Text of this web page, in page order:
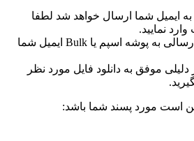
به ایمیل شما ارسال خواهد شد لطفا
نمایید.
ممکن است ایمیل ارسالی به پوشه اسپم یا Bulk ایمیل شما
موفق به دانلود فایل مورد نظر
است مورد پسند شما باشد: